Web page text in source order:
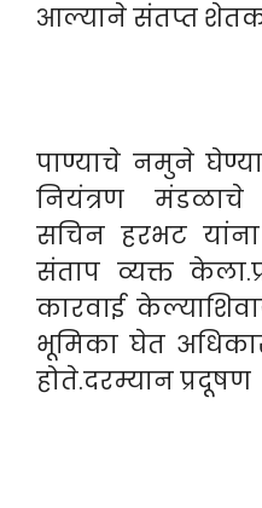
आल्याने संतप्त
पाण्याचे नमुने
नियंत्रण मंडळाचे
सचिन हरभट यांना
संताप व्यक्त
कारवाई
भूमिका घेत
होते.दरम्यान प्रदूषण